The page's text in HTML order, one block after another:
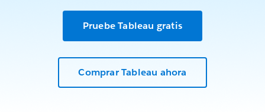
Pruebe Tableau gratis
Comprar Tableau ahora